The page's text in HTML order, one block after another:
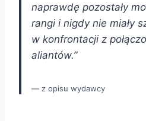
naprawdę pozostały
rangi i nigdy nie miały
w konfrontacji z
aliantów.”
z opisu wydawcy